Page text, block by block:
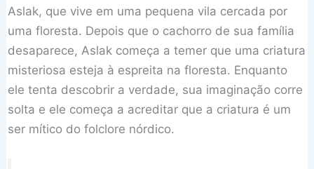
Aslak, que vive em uma pequena vila cercada por
uma floresta. Depois que o cachorro de sua família
desaparece, Aslak começa a temer que uma criatura
misteriosa esteja à espreita na floresta. Enquanto
ele tenta descobrir a verdade, sua imaginação corre
solta e ele começa a acreditar que a criatura é um
ser mítico do folclore nórdico.